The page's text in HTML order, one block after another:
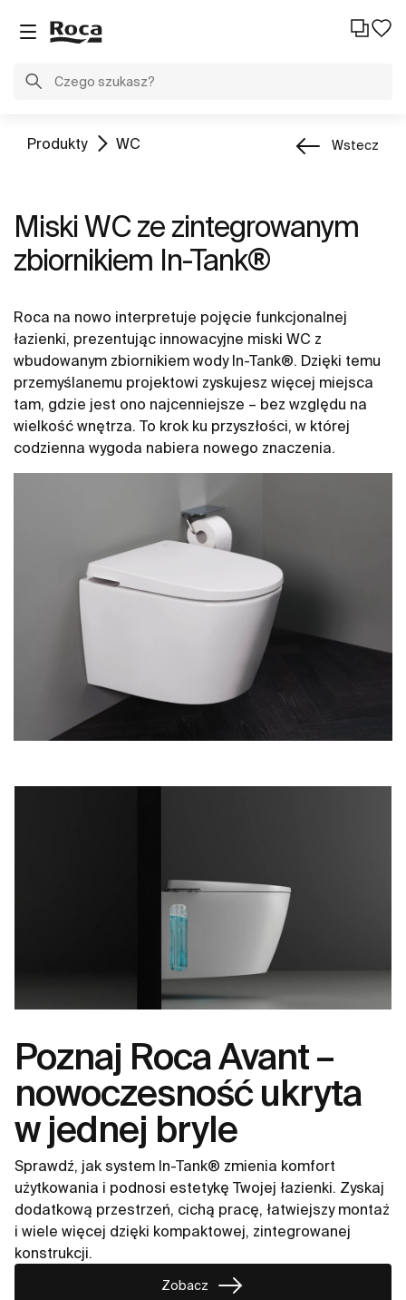
Produkty WC Wstecz
Miski WC ze zintegrowanym
zbiornikiem In-Tank®
Roca na nowo interpretuje pojęcie funkcjonalnej
łazienki, prezentując innowacyjne miski WC z
wbudowanym zbiornikiem wody In-Tank®. Dzięki temu
przemyślanemu projektowi zyskujesz więcej miejsca
tam, gdzie jest ono najcenniejsze – bez względu na
wielkość wnętrza. To krok ku przyszłości, w której
codzienna wygoda nabiera nowego znaczenia.
Poznaj Roca Avant –
nowoczesność ukryta
w jednej bryle
Sprawdź, jak system In-Tank® zmienia komfort
użytkowania i podnosi estetykę Twojej łazienki. Zyskaj
dodatkową przestrzeń, cichą pracę, łatwiejszy montaż
i wiele więcej dzięki kompaktowej, zintegrowanej
konstrukcji.
Zobacz